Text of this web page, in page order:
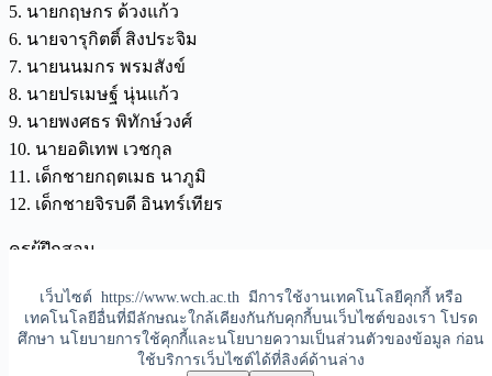
เว็บไซต์ https://www.wch.ac.th มีการใช้งานเทคโนโลยีคุกกี้ หรือ
เทคโนโลยีอื่นที่มีลักษณะใกล้เคียงกันกับคุกกี้บนเว็บไซต์ของเรา โปรด
ศึกษา นโยบายการใช้คุกกี้และนโยบายความเป็นส่วนตัวของข้อมูล ก่อน
ใช้บริการเว็บไซต์ได้ที่ลิงค์ด้านล่าง
5. นายกฤษกร ด้วงแก้ว
6. นายจารุกิตติ์ สิงประจิม
7. นายนนมกร พรมสังข์
8. นายปรเมษฐ์ นุ่นแก้ว
9. นายพงศธร พิทักษ์วงศ์
10. นายอดิเทพ เวชกุล
11. เด็กชายกฤตเมธ นาภูมิ
12. เด็กชายจิรบดี อินทร์เทียร
ครูผู้ฝึกสอน
นายวัชรพล แก้วดวง
Copyright © 2026 -โรงเรียนวิเชียรมาตุ | Wichienmatu School